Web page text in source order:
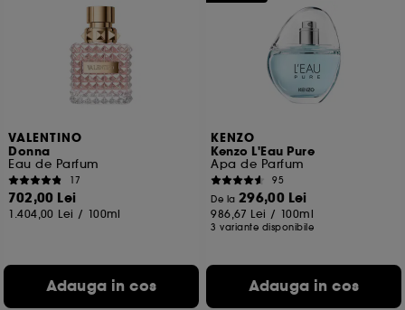
VALENTINO
Donna
Eau de Parfum
17
702,00 Lei
1.404,00 Lei / 100ml
Adauga in cos
KENZO
Kenzo L'Eau Pure
Apa de Parfum
95
De la 296,00 Lei
986,67 Lei / 100ml
3 variante disponibile
Adauga in cos